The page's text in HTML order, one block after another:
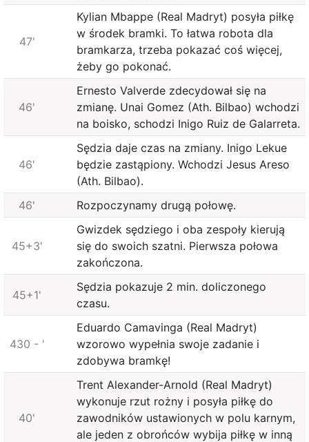
47'
Kylian Mbappe (Real Madryt) posyła piłkę
w środek bramki. To łatwa robota dla
bramkarza, trzeba pokazać coś więcej,
żeby go pokonać.
46'
Ernesto Valverde zdecydował się na
zmianę. Unai Gomez (Ath. Bilbao) wchodzi
na boisko, schodzi Inigo Ruiz de Galarreta.
46'
Sędzia daje czas na zmiany. Inigo Lekue
będzie zastąpiony. Wchodzi Jesus Areso
(Ath. Bilbao).
46'
Rozpoczynamy drugą połowę.
45+3'
Gwizdek sędziego i oba zespoły kierują
się do swoich szatni. Pierwsza połowa
zakończona.
45+1'
Sędzia pokazuje 2 min. doliczonego
czasu.
430 - '
Eduardo Camavinga (Real Madryt)
wzorowo wypełnia swoje zadanie i
zdobywa bramkę!
40'
Trent Alexander-Arnold (Real Madryt)
wykonuje rzut rożny i posyła piłkę do
zawodników ustawionych w polu karnym,
ale jeden z obrońców wybija piłkę w inną